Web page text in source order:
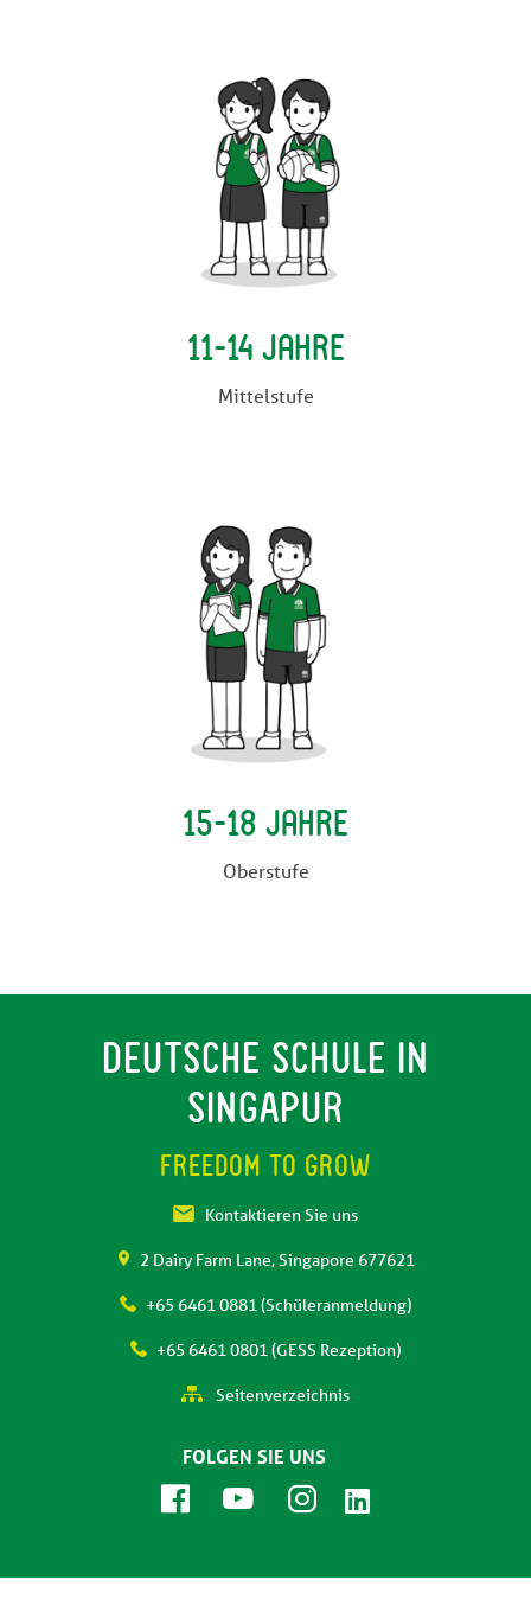
11-14 Jahre
Mittelstufe
15-18 Jahre
Oberstufe
DEUTSCHE SCHULE IN
SINGAPUR
FREEDOM TO GROW
Kontaktieren Sie uns
2 Dairy Farm Lane, Singapore 677621
+65 6461 0881 (Schüleranmeldung)
+65 6461 0801 (GESS Rezeption)
Seitenverzeichnis
FOLGEN SIE UNS